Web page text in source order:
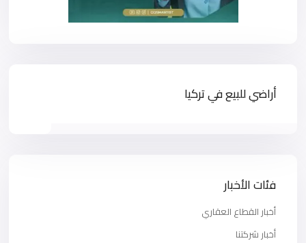
أراضي للبيع في تركيا
فئات الأخبار
أخبار القطاع العقاري
أخبار شركتنا